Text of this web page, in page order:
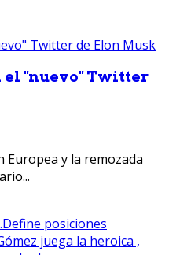
el "nuevo" Twitter
Europea y la remozada